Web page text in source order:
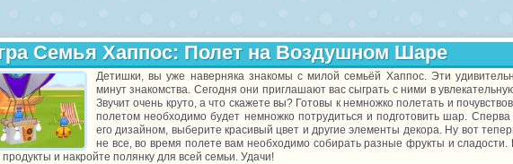
Семья Хаппос: Полет на Воздушном Шаре
Детишки, вы уже наверняка знакомы с милой семьёй Хаппос. Эти
минут знакомства. Сегодня они приглашают вас сыграть с ними в
Звучит очень круто, а что скажете вы? Готовы к немножко полетать и
полетом необходимо будет немножко потрудиться и подготовить шар.
его дизайном, выберите красивый цвет и другие элементы декора. Ну вот
не все, во время полете вам необходимо собирать разные фрукты и сладости.
продукты и накройте полянку для всей семьи. Удачи!